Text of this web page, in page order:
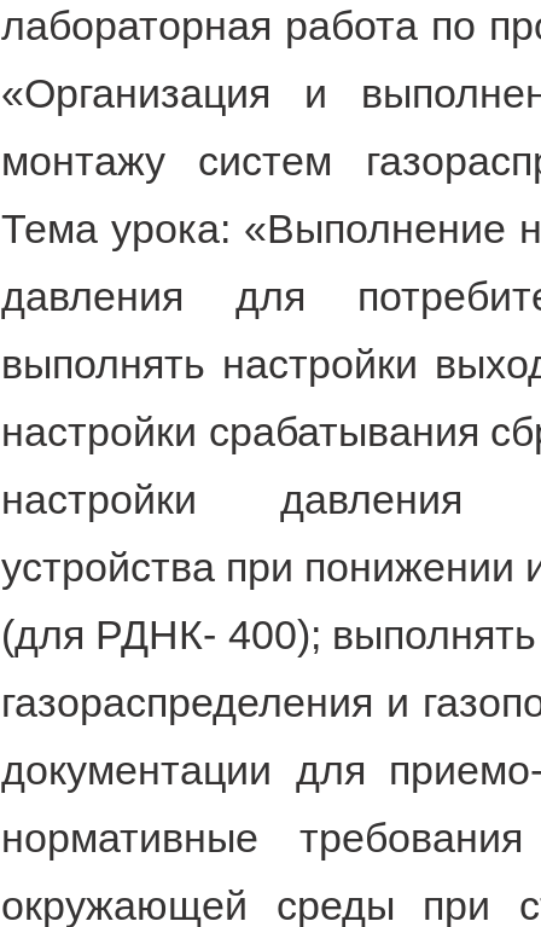
лабораторная работа по
«Организация и
монтажу систем
Тема урока: «Выполнение
давления для
выполнять настройки
настройки срабатывания
настройки давления
устройства при
(для РДНК- 400);
газораспределения и
документации для
нормативные
окружающей среды при